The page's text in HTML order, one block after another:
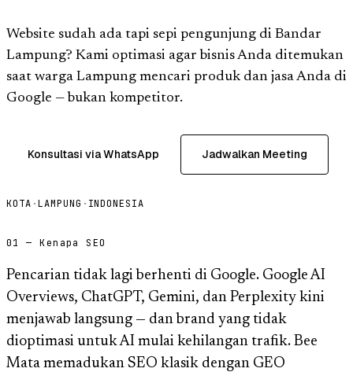
Website sudah ada tapi sepi pengunjung di Bandar
Lampung? Kami optimasi agar bisnis Anda ditemukan
saat warga Lampung mencari produk dan jasa Anda di
Google — bukan kompetitor.
Konsultasi via WhatsApp Jadwalkan Meeting
KOTA ·LAMPUNG · INDONESIA
01 — Kenapa SEO
Pencarian tidak lagi berhenti di Google. Google AI
Overviews, ChatGPT, Gemini, dan Perplexity kini
menjawab langsung — dan brand yang tidak
dioptimasi untuk AI mulai kehilangan trafik. Bee
Mata memadukan SEO klasik dengan GEO